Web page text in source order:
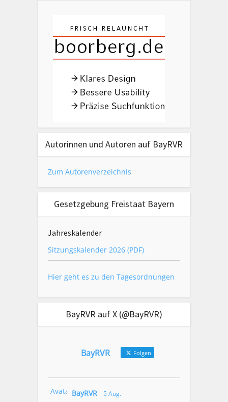
Autorinnen und Autoren auf BayRVR
Zum Autorenverzeichnis
Gesetzgebung Freistaat Bayern
Jahreskalender
Sitzungskalender 2026 (PDF)
Hier geht es zu den Tagesordnungen
BayRVR auf X (@BayRVR)
BayRVR Folgen
Avatar BayRVR 5 Aug.